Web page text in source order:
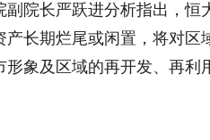
副院长严跃进分析指出，恒
产长期烂尾或闲置，将对区
象及区域的再开发、再利